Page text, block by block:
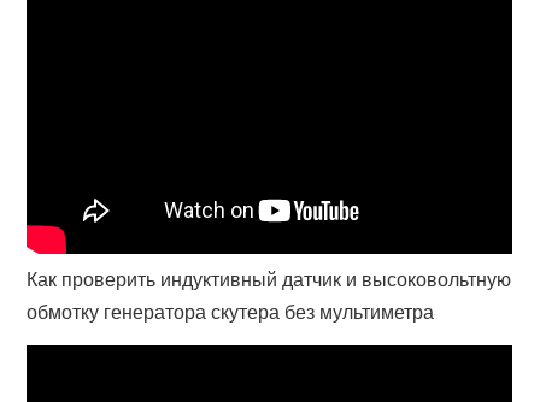
Как проверить индуктивный датчик и высоковольтную
обмотку генератора скутера без мультиметра